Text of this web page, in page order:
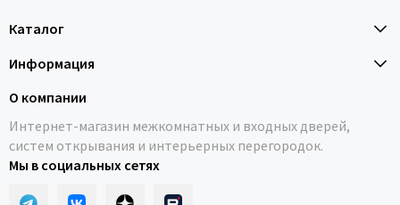
Каталог
Информация
О компании
Интернет-магазин межкомнатных и входных дверей,
систем открывания и интерьерных перегородок.
Мы в социальных сетях